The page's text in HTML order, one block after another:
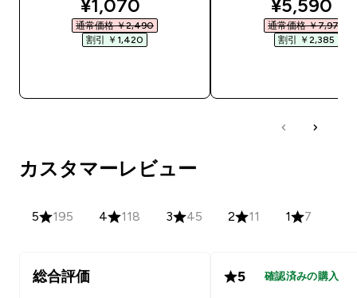
¥1,070‎
通常価格 ￥2,490‎
割引 ￥1,420‎
¥5,590‎
通常価格 ￥7,975‎
割引 ￥2,385‎
カスタマーレビュー
5 195 4 118 3 45 2 11 1 7
総合評価 5 確認済みの購入